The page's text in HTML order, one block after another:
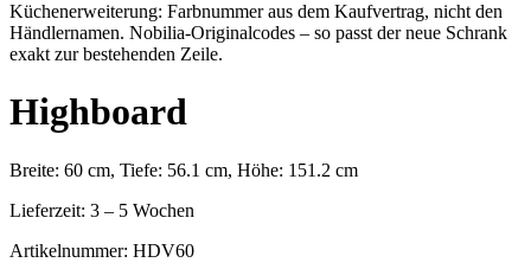
Küchenerweiterung: Farbnummer aus dem Kaufvertrag, nicht den
Händlernamen. Nobilia-Originalcodes – so passt der neue Schrank
exakt zur bestehenden Zeile.
Highboard
Breite: 60 cm, Tiefe: 56.1 cm, Höhe: 151.2 cm
Lieferzeit: 3 – 5 Wochen
Artikelnummer: HDV60